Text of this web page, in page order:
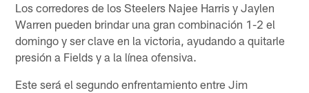
Los corredores de los Steelers Najee Harris y Jaylen
Warren pueden brindar una gran combinación 1-2 el
domingo y ser clave en la victoria, ayudando a quitarle
presión a Fields y a la línea ofensiva.
Este será el segundo enfrentamiento entre Jim